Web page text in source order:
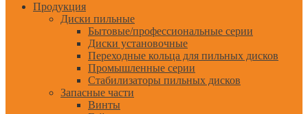
Продукция
Диски пильные
Бытовые/профессиональные серии
Диски установочные
Переходные кольца для пильных дисков
Промышленные серии
Стабилизаторы пильных дисков
Запасные части
Винты